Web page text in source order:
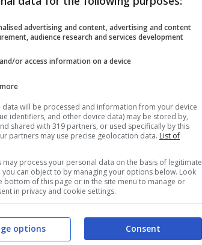
advertising and content, advertising and content
audience research and services development
or access information on a device
data will be processed and information from your device
identifiers, and other device data) may be stored by,
shared with 319 partners, or used specifically by this
partners may use precise geolocation data. List of
may process your personal data on the basis of legitimate
you can object to by managing your options below. Look
bottom of this page or in the site menu to manage or
in privacy and cookie settings.
Consent
options